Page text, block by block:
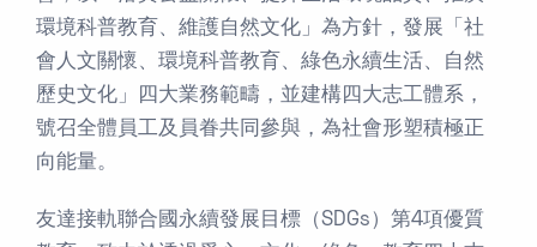
環境科普教育、維護自然文化」為方針，發展「社
會人文關懷、環境科普教育、綠色永續生活、自然
歷史文化」四大業務範疇，並建構四大志工體系，
號召全體員工及員眷共同參與，為社會形塑積極正
向能量。
友達接軌聯合國永續發展目標（SDGs）第4項優質